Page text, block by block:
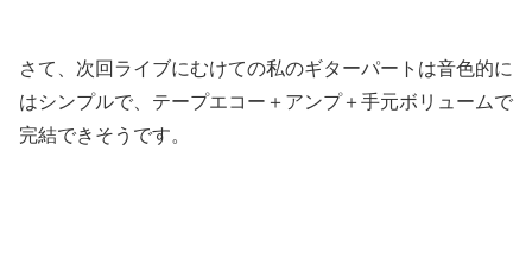
さて、次回ライブにむけての私のギターパートは音色的に
はシンプルで、テープエコー＋アンプ＋手元ボリュームで
完結できそうです。